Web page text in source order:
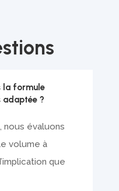
la formule
adaptée ?
nous évaluons
volume à
que